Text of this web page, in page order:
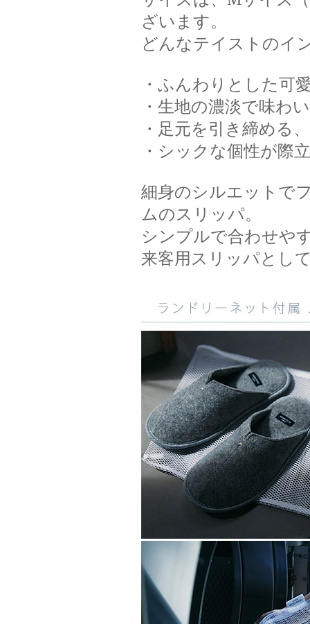
ざいます。
どんなテイストのイ
・ふんわりとした可
・生地の濃淡で味わ
・足元を引き締める
・シックな個性が際
細身のシルエットで
ムのスリッパ。
シンプルで合わせや
来客用スリッパとし